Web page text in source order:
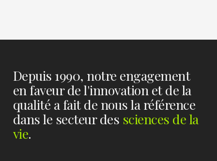
Depuis 1990, notre engagement
en faveur de l'innovation et de la
qualité a fait de nous la référence
dans le secteur des sciences de la
vie.